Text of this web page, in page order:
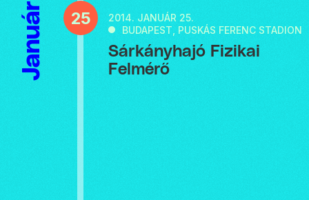
Január 25 2014. JANUÁR 25.
BUDAPEST, PUSKÁS FERENC STADION
Sárkányhajó Fizikai
Felmérő